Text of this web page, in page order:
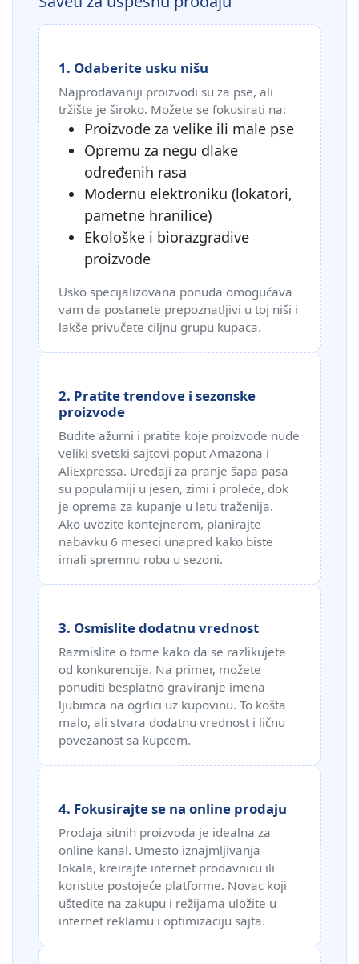
1. Odaberite usku nišu
Najprodavaniji proizvodi su za pse, ali
tržište je široko. Možete se fokusirati na:
Proizvode za velike ili male pse
Opremu za negu dlake
određenih rasa
Modernu elektroniku (lokatori,
pametne hranilice)
Ekološke i biorazgradive
proizvode
Usko specijalizovana ponuda omogućava
vam da postanete prepoznatljivi u toj niši i
lakše privučete ciljnu grupu kupaca.
2. Pratite trendove i sezonske
proizvode
Budite ažurni i pratite koje proizvode nude
veliki svetski sajtovi poput Amazona i
AliExpressa. Uređaji za pranje šapa pasa
su popularniji u jesen, zimi i proleće, dok
je oprema za kupanje u letu traženija.
Ako uvozite kontejnerom, planirajte
nabavku 6 meseci unapred kako biste
imali spremnu robu u sezoni.
3. Osmislite dodatnu vrednost
Razmislite o tome kako da se razlikujete
od konkurencije. Na primer, možete
ponuditi besplatno graviranje imena
ljubimca na ogrlici uz kupovinu. To košta
malo, ali stvara dodatnu vrednost i ličnu
povezanost sa kupcem.
4. Fokusirajte se na online prodaju
Prodaja sitnih proizvoda je idealna za
online kanal. Umesto iznajmljivanja
lokala, kreirajte internet prodavnicu ili
koristite postojeće platforme. Novac koji
uštedite na zakupu i režijama uložite u
internet reklamu i optimizaciju sajta.